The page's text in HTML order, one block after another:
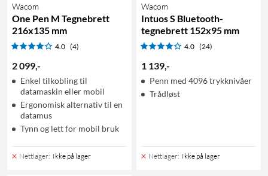
Wacom
One Pen M Tegnebrett
216x135 mm
4.0 (4)
2 099,-
Enkel tilkobling til
datamaskin eller mobil
Ergonomisk alternativ til en
datamus
Tynn og lett for mobil bruk
Nettlager: Ikke på lager
Wacom
Intuos S Bluetooth-
tegnebrett 152x95 mm
4.0 (24)
1 139,-
Penn med 4096 trykknivåer
Trådløst
Nettlager: Ikke på lager